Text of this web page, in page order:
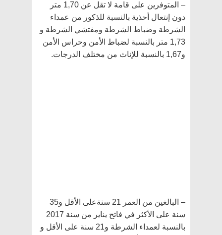
– المتوفرين على قامة لا تقل عن 1,70 متر
دون إنتعال أحذية بالنسبة للذكور من عمداء
الشرطة وضباط الشرطة ومفتشي الشرطة و
1,73 متر بالنسبة لضباط الأمن وحراس الأمن
و1,67 بالنسبة للإناث من مختلف الدرجات.
– البالغين من العمر 21 سنةعلى الأقل و35
سنة على الأكثر في فاتح يناير من سنة 2017
بالنسبة لعمداء الشرطة و21 سنة على الأقل و